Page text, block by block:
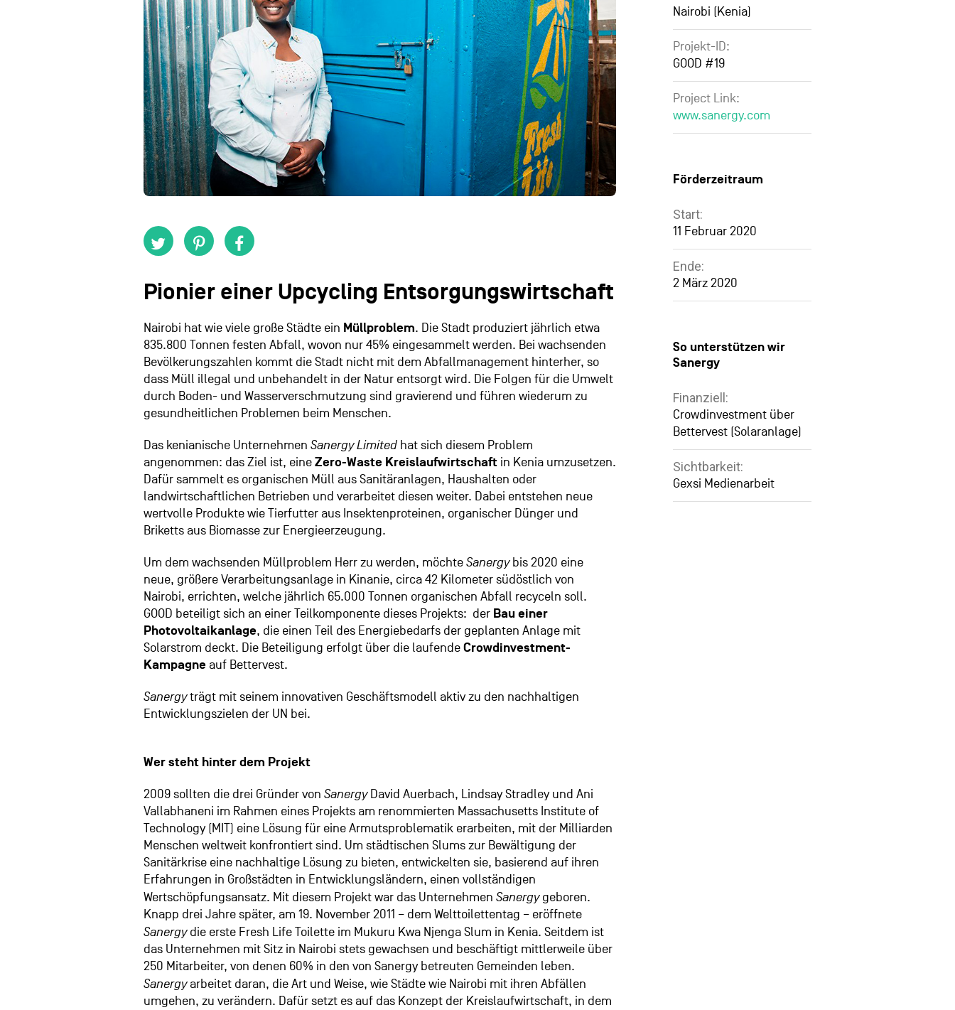
Pionier einer Upcycling Entsorgungswirtschaft
Nairobi hat wie viele große Städte ein Müllproblem. Die Stadt produziert jährlich etwa
835.800 Tonnen festen Abfall, wovon nur 45% eingesammelt werden. Bei wachsenden
Bevölkerungszahlen kommt die Stadt nicht mit dem Abfallmanagement hinterher, so
dass Müll illegal und unbehandelt in der Natur entsorgt wird. Die Folgen für die Umwelt
durch Boden- und Wasserverschmutzung sind gravierend und führen wiederum zu
gesundheitlichen Problemen beim Menschen.
Das kenianische Unternehmen Sanergy Limitedhat sich diesem Problem
angenommen: das Ziel ist, eineZero-Waste Kreislaufwirtschaftin Kenia umzusetzen.
Dafür sammelt es organischen Müll aus Sanitäranlagen, Haushalten oder
landwirtschaftlichen Betrieben und verarbeitet diesen weiter. Dabei entstehen neue
wertvolle Produkte wie Tierfutter aus Insektenproteinen, organischer Dünger und
Briketts aus Biomasse zur Energieerzeugung.
Um dem wachsenden Müllproblem Herr zu werden, möchte Sanergybis 2020 eine
neue, größere Verarbeitungsanlage in Kinanie, circa 42 Kilometer südöstlich von
Nairobi, errichten, welche jährlich 65.000 Tonnen organischen Abfall recyceln soll.
GOOD beteiligt sich an einer Teilkomponente dieses Projekts: der Bau einer
Photovoltaikanlage, die einen Teil des Energiebedarfs der geplanten Anlage mit
Solarstrom deckt. Die Beteiligung erfolgt über die laufendeCrowdinvestment-
Kampagne auf Bettervest.
Sanergyträgt mit seinem innovativen Geschäftsmodell aktiv zu den nachhaltigen
Entwicklungszielen der UN bei.
Wer steht hinter dem Projekt
2009 sollten die drei Gründer von SanergyDavid Auerbach, Lindsay Stradley und Ani
Vallabhaneni im Rahmen eines Projekts am renommierten Massachusetts Institute of
Technology (MIT) eine Lösung für eine Armutsproblematik erarbeiten, mit der Milliarden
Menschen weltweit konfrontiert sind. Um städtischen Slums zur Bewältigung der
Sanitärkrise eine nachhaltige Lösung zu bieten, entwickelten sie, basierend auf ihren
Erfahrungen in Großstädten in Entwicklungsländern, einen vollständigen
Wertschöpfungsansatz. Mit diesem Projekt war das Unternehmen Sanergygeboren.
Knapp drei Jahre später, am 19. November 2011 – dem Welttoilettentag – eröffnete
Sanergydie erste Fresh Life Toilette im Mukuru Kwa Njenga Slum in Kenia. Seitdem ist
das Unternehmen mit Sitz in Nairobi stets gewachsen und beschäftigt mittlerweile über
250 Mitarbeiter, von denen 60% in den von Sanergy betreuten Gemeinden leben.
Sanergyarbeitet daran, die Art und Weise, wie Städte wie Nairobi mit ihren Abfällen
umgehen, zu verändern. Dafür setzt es auf das Konzept der Kreislaufwirtschaft, in dem
Nairobi (Kenia)
Projekt-ID:
GOOD #19
Project Link:
www.sanergy.com
Förderzeitraum
Start:
11 Februar 2020
Ende:
2 März 2020
So unterstützen wir
Sanergy
Finanziell:
Crowdinvestment über
Bettervest (Solaranlage)
Sichtbarkeit:
Gexsi Medienarbeit